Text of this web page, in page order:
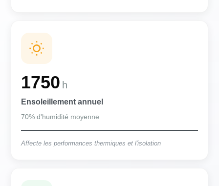
1750 h
Ensoleillement annuel
70% d'humidité moyenne
Affecte les performances thermiques et l'isolation